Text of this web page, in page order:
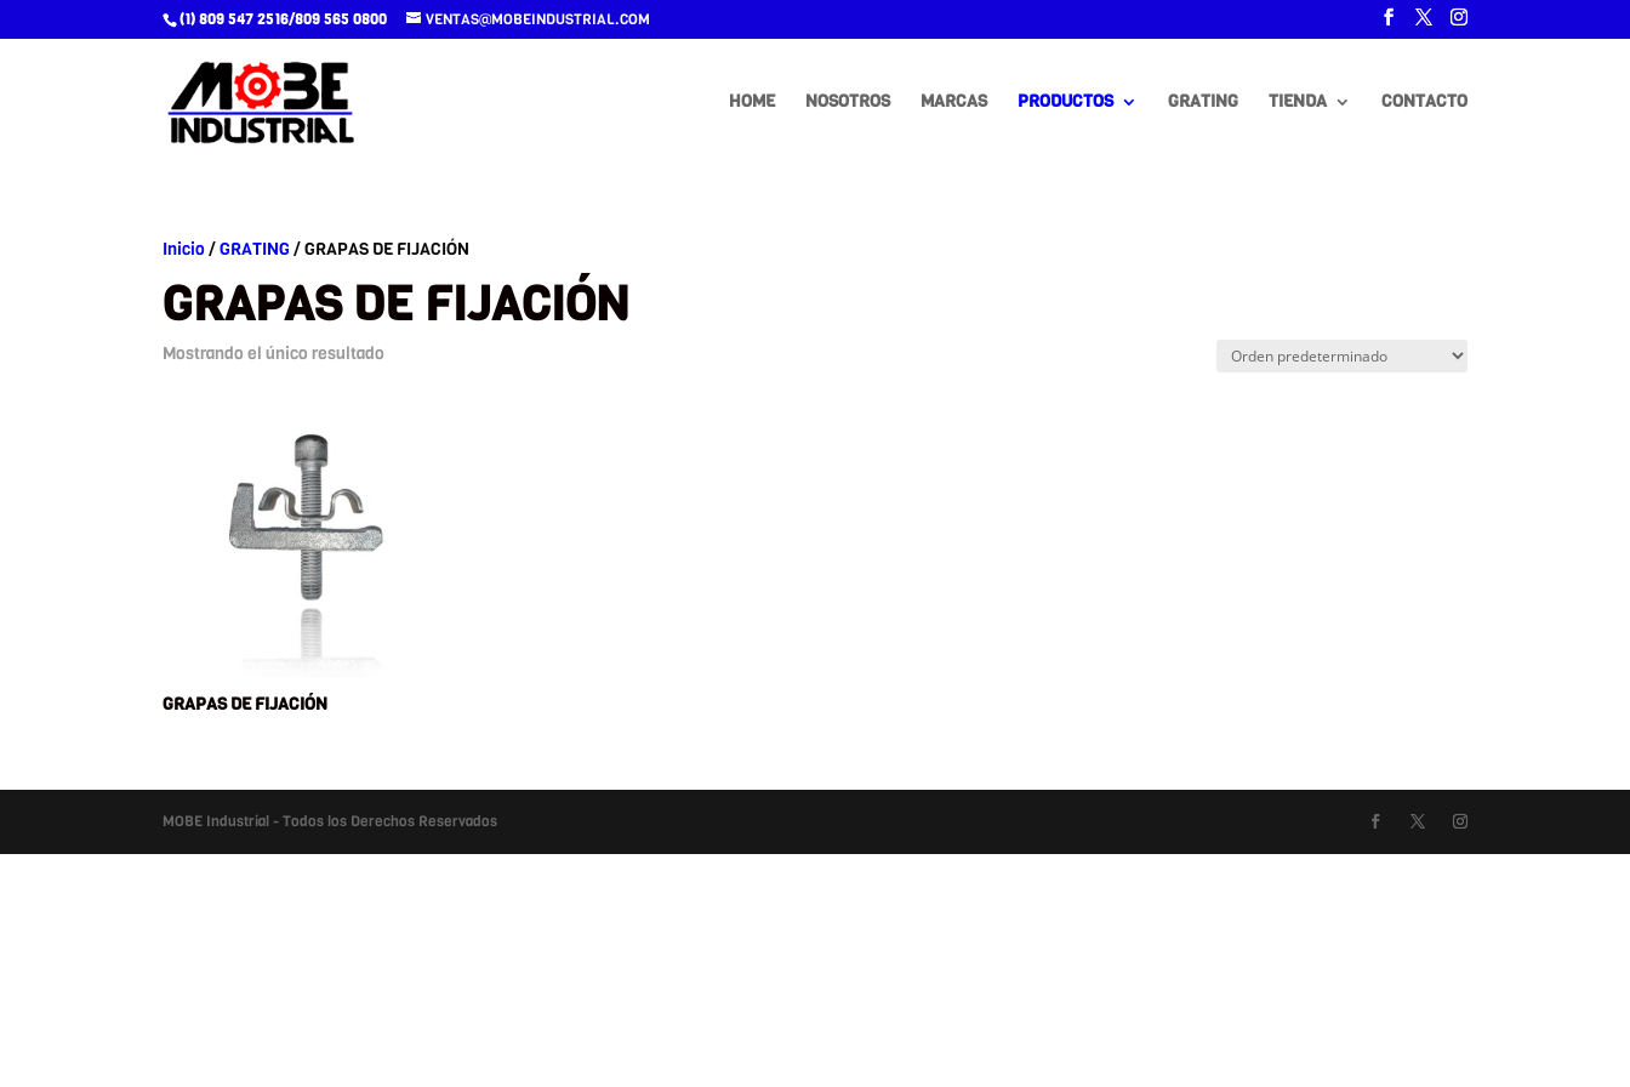
(1) 809 547 2516/809 565 0800 VENTAS@MOBEINDUSTRIAL.COM
HOME NOSOTROS MARCAS PRODUCTOS GRATING TIENDA CONTACTO
Inicio/GRATING / GRAPAS DE FIJACIÓN
GRAPAS DE FIJACIÓN
Mostrando el único resultado
GRAPAS DE FIJACIÓN
MOBE Industrial - Todos los Derechos Reservados